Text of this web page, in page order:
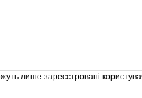
лише зареєстровані